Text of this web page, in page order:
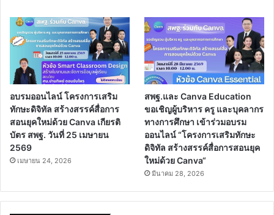
อบรมออนไลน์ โครงการเสริม
ทักษะดิจิทัล สร้างสรรค์สื่อการ
สอนยุคใหม่ด้วย Canva เกียรติ
บัตร สพฐ. วันที่ 25 เมษายน
2569
เมษายน 24, 2026
สพฐ.และ Canva Education
ขอเชิญผู้บริหาร ครู และบุคลากร
ทางการศึกษา เข้าร่วมอบรม
ออนไลน์ “โครงการเสริมทักษะ
ดิจิทัล สร้างสรรค์สื่อการสอนยุค
ใหม่ด้วย Canva“
มีนาคม 28, 2026